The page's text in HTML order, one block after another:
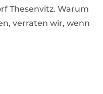
Thesenvitz. Warum
verraten wir, wenn